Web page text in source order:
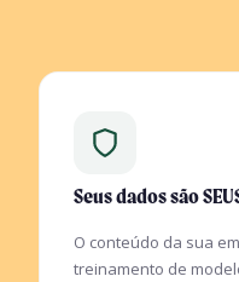
Seus dados são
O conteúdo da sua
treinamento de